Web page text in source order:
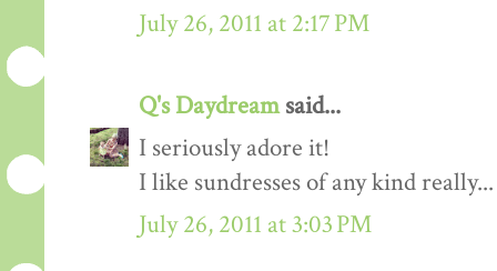
July 26, 2011 at 2:17 PM
Q's Daydreamsaid...
I seriously adore it!
I like sundresses of any kind
July 26, 2011 at 3:03 PM